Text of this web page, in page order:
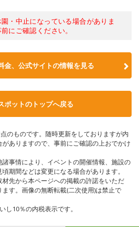
・中止になっている場合がありま
にご確認ください。
金、公式サイトの情報を見る
ポットのトップへ戻る
のものです。随時更新をしておりますが内
ありますので、事前にご確認の上おでかけ
事情により、イベントの開催情報、施設の
期間などは変更になる場合があります。
先から本ページへの掲載の許諾をいただ
す。画像の無断転載(二次使用)は禁止で
10％の内税表示です。